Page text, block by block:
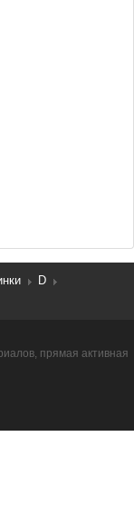
D
прямая активная